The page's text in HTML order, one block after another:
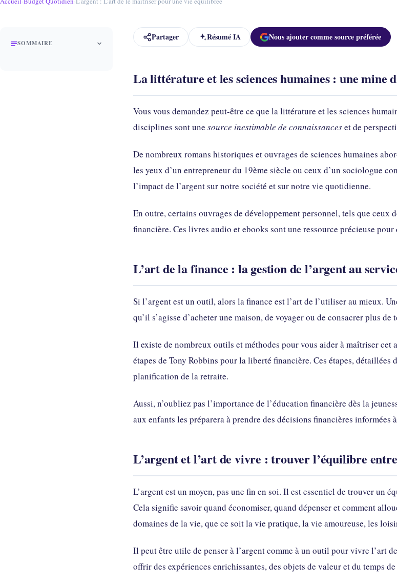
SOMMAIRE
Partager Résumé IA Nous ajouter comme source préférée
La littérature et les sciences humaines : une mine
Vous vous demandez peut-être ce que la littérature et les sciences
disciplines sont une source inestimable de connaissanceset de
De nombreux romans historiques et ouvrages de sciences humaines
les yeux d’un entrepreneur du 19ème siècle ou ceux d’un sociologue
l’impact de l’argent sur notre société et sur notre vie quotidienne.
En outre, certains ouvrages de développement personnel, tels que ceux
financière. Ces livres audio et ebooks sont une ressource précieuse
L’art de la finance : la gestion de l’argent au
Si l’argent est un outil, alors la finance est l’art de l’utiliser au mieux.
qu’il s’agisse d’acheter une maison, de voyager ou de consacrer plus
Il existe de nombreux outils et méthodes pour vous aider à maîtriser cet
étapes de Tony Robbins pour la liberté financière. Ces étapes,
planification de la retraite.
Aussi, n’oubliez pas l’importance de l’éducation financière dès la
aux enfants les préparera à prendre des décisions financières informées
L’argent et l’art de vivre : trouver l’équilibre
L’argent est un moyen, pas une fin en soi. Il est essentiel de trouver un
Cela signifie savoir quand économiser, quand dépenser et comment
domaines de la vie, que ce soit la vie pratique, la vie amoureuse, les
Il peut être utile de penser à l’argent comme à un outil pour vivre l’art
offrir des expériences enrichissantes, des objets de valeur et du temps